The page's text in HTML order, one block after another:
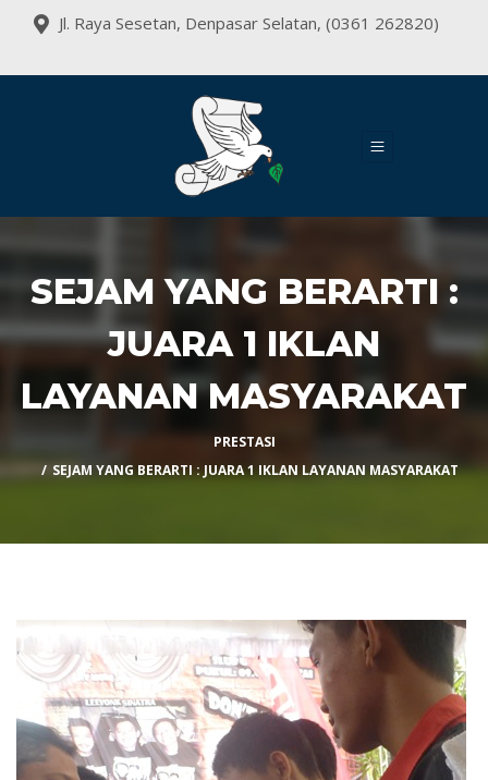
Jl. Raya Sesetan, Denpasar Selatan, (0361 262820)
SEJAM YANG BERARTI :
JUARA 1 IKLAN
LAYANAN MASYARAKAT
PRESTASI
SEJAM YANG BERARTI : JUARA 1 IKLAN LAYANAN MASYARAKAT